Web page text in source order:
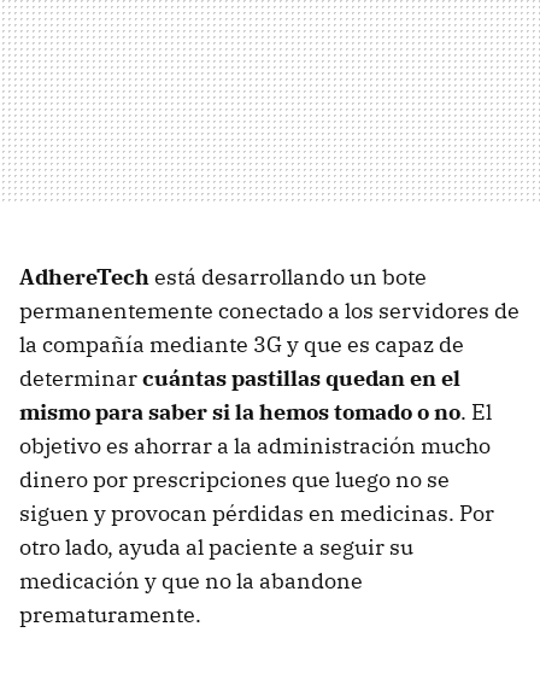
AdhereTechestá desarrollando un bote
permanentemente conectado a los servidores de
la compañía mediante 3G y que es capaz de
determinarcuántas pastillas quedan en el
mismo para saber si la hemos tomado o no. El
objetivo es ahorrar a la administración mucho
dinero por prescripciones que luego no se
siguen y provocan pérdidas en medicinas. Por
otro lado, ayuda al paciente a seguir su
medicación y que no la abandone
prematuramente.